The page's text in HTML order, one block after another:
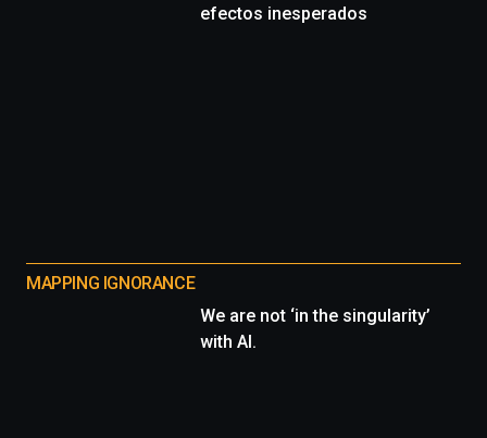
efectos inesperados
MAPPING IGNORANCE
We are not ‘in the singularity’
with AI.